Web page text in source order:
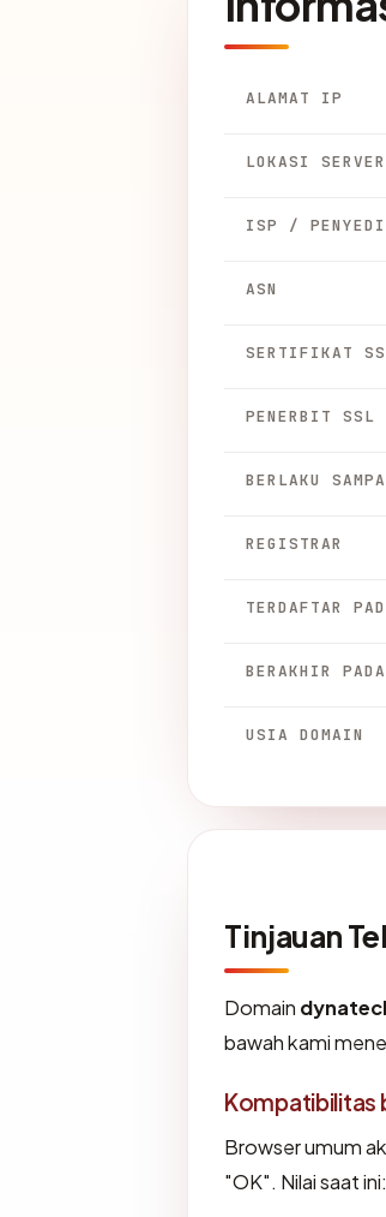
ALAMAT IP
LOKASI SERVER
ISP /
ASN
SERTIFIKAT
PENERBIT SSL
BERLAKU
REGISTRAR
TERDAFTAR
BERAKHIR PADA
USIA DOMAIN
Tinjauan
Domain
bawah kami
Kompatibilitas
Browser umum
"OK". Nilai saat